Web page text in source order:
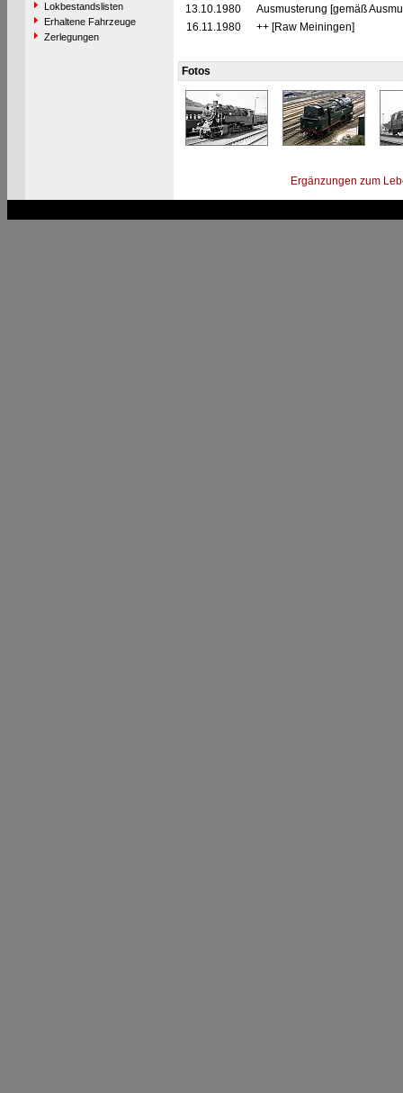
Lokbestandslisten
Erhaltene Fahrzeuge
Zerlegungen
13.10.1980
Ausmusterung [gemäß
16.11.1980
++ [Raw Meiningen]
Fotos
Ergänzungen zum